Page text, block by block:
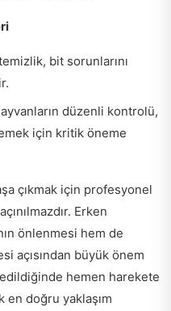
bit sorunlarını
düzenli kontrolü,
için kritik öneme
çıkmak için profesyonel
Erken
önlenmesi hem de
açısından büyük önem
hemen harekete
en doğru yaklaşım